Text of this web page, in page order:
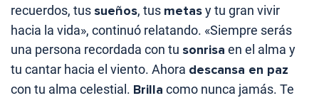
recuerdos, tus sueños, tus metasy tu gran vivir
hacia la vida», continuó relatando. «Siempre serás
una persona recordada con tu sonrisa en el alma y
tu cantar hacia el viento. Ahora descansa en paz
con tu alma celestial. Brilla como nunca jamás. Te